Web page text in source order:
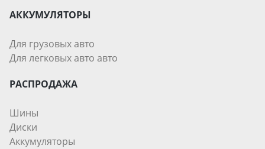
АККУМУЛЯТОРЫ
Для грузовых авто
Для легковых авто авто
РАСПРОДАЖА
Шины
Диски
Аккумуляторы